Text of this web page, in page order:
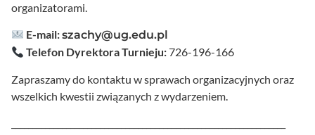
organizatorami.
E-mail:szachy@ug.edu.pl
Telefon Dyrektora Turnieju:726-196-166
Zapraszamy do kontaktu w sprawach organizacyjnych oraz
wszelkich kwestii związanych z wydarzeniem.